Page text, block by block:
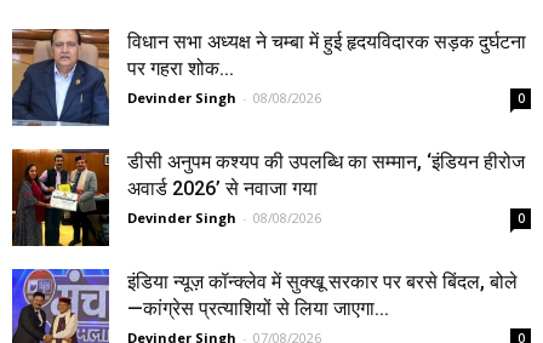
विधान सभा अध्यक्ष ने चम्बा में हुई हृदयविदारक सड़क दुर्घटना
पर गहरा शोक...
Devinder Singh - 08/08/2026 0
डीसी अनुपम कश्यप की उपलब्धि का सम्मान, ‘इंडियन हीरोज
अवार्ड 2026’ से नवाजा गया
Devinder Singh - 08/08/2026 0
इंडिया न्यूज़ कॉन्क्लेव में सुक्खू सरकार पर बरसे बिंदल, बोले
—कांग्रेस प्रत्याशियों से लिया जाएगा...
Devinder Singh - 07/08/2026 0